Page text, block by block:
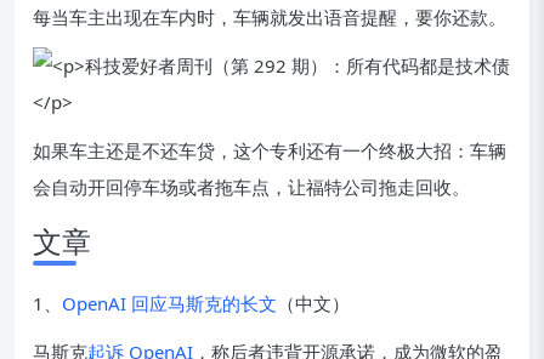
每当车主出现在车内时，车辆就发出语音提醒，要你还款。
如果车主还是不还车贷，这个专利还有一个终极大招：车辆
会自动开回停车场或者拖车点，让福特公司拖走回收。
文章
1、 OpenAI 回应马斯克的长文 （中文）
马斯克起诉 OpenAI ，称后者违背开源承诺，成为微软的盈